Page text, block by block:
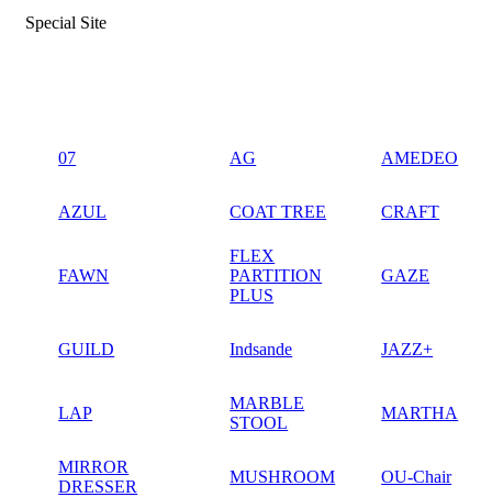
Special Site
07 AG AMEDEO
AZUL COAT TREE CRAFT
FAWN
FLEX
PARTITION
PLUS
GAZE
GUILD Indsande JAZZ+
LAP
MARBLE
STOOL
MARTHA
MIRROR
DRESSER
MUSHROOM OU-Chair